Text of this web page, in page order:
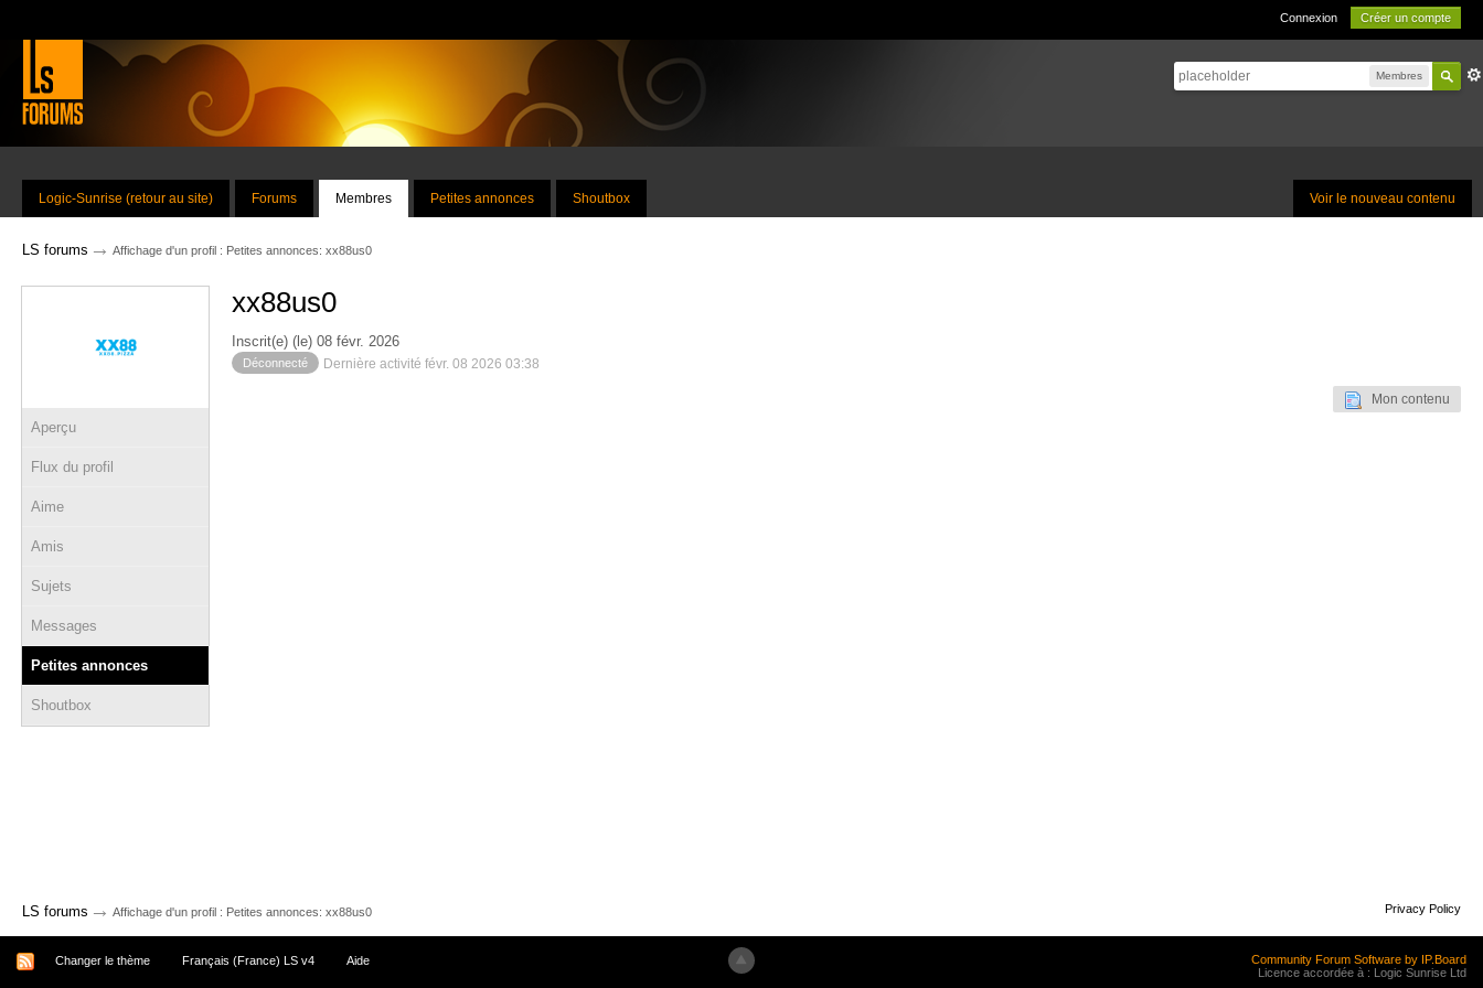
Connexion Créer un compte
Membres
Voir le nouveau contenu
Logic-Sunrise (retour au site) Forums Membres Petites annonces Shoutbox
LS forums → Affichage d'un profil : Petites annonces: xx88us0
Aperçu
Flux du profil
Aime
Amis
Sujets
Messages
Petites annonces
Shoutbox
xx88us0
Inscrit(e) (le) 08 févr. 2026
Déconnecté Dernière activité févr. 08 2026 03:38
Mon contenu
LS forums → Affichage d'un profil : Petites annonces: xx88us0 Privacy Policy
Changer le thème Français (France) LS v4 Aide
Community Forum Software by IP.Board
Licence accordée à : Logic Sunrise Ltd